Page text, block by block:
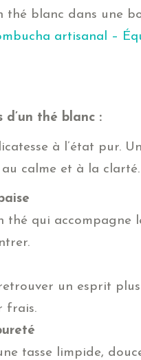
thé blanc dans une
artisanal –
thé blanc :
à l’état pur.
calme et à la clarté.
thé qui accompagne
un esprit
frais.
tasse limpide,